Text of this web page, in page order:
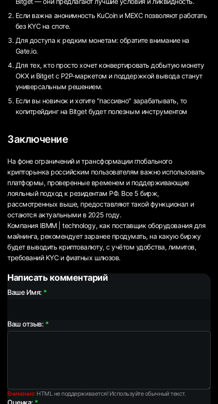
Если важна анонимность KuCoin и MEXC позволяют работать
без KYC на споте.
Для доступа к редким монетам: обратите внимание на
Gate.io.
Для тех, кто просто хочет конвертировать добытую монету
OKX и Bitget с P2P-маркетом и поддержкой вывода станут
универсальным решением.
Если вы новичок и хотите "пассивно" зарабатывать, то
копитрейдинг на Bitget будет полезным инструментом
Заключение
На фоне ограничений и трансформации глобального
крипторынка российским пользователям важно использовать
платформы, проверенные временем и поддерживающие
лояльный подход к резидентам РФ. Все 5 бирж,
рассмотренных выше, предоставляют такой функционал и
остаются актуальными в 2025 году.
Компания IBMM | technology, как поставщик оборудования для
майнинга, рекомендует заранее продумать, на какую биржу
будет выводить криптовалюту, с учётом удобства, лимитов,
требований KYC и фиатных шлюзов.
Написать комментарий
Ваше Имя:
Ваш отзыв:
Внимание:HTML не поддерживается! Используйте обычный текст.